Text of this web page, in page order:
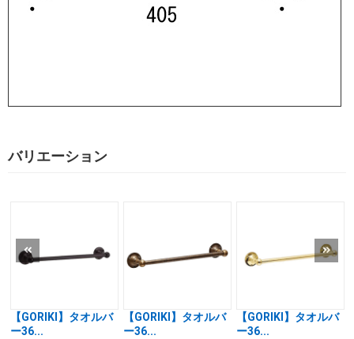
バリエーション
【GORIKI】タオルバ
ー36...
【GORIKI】タオルバ
ー36...
【GORIKI】タオルバ
ー36...